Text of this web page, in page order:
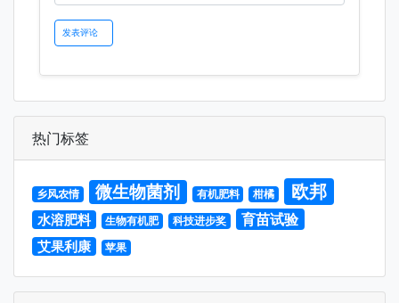
热门标签
乡风农情 微生物菌剂 有机肥料 柑橘 欧邦
水溶肥料 生物有机肥 科技进步奖 育苗试验
艾果利康 苹果